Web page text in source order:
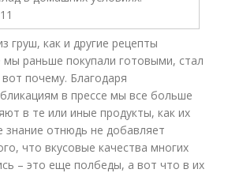
груш, как и другие рецепты
мы раньше покупали готовыми, стал
почему. Благодаря
в прессе мы все больше
в те или иные продукты, как их
знание отнюдь не добавляет
что вкусовые качества многих
– это еще полбеды, а вот что в их